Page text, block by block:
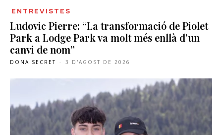
ENTREVISTES
Ludovic Pierre: “La transformació de Piolet
Park a Lodge Park va molt més enllà d’un
canvi de nom”
DONA SECRET - 3 D'AGOST DE 2026